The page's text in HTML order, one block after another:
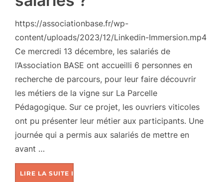
https://associationbase.fr/wp-
content/uploads/2023/12/Linkedin-Immersion.mp4
Ce mercredi 13 décembre, les salariés de
l’Association BASE ont accueilli 6 personnes en
recherche de parcours, pour leur faire découvrir
les métiers de la vigne sur La Parcelle
Pédagogique. Sur ce projet, les ouvriers viticoles
ont pu présenter leur métier aux participants. Une
journée qui a permis aux salariés de mettre en
avant …
LIRE LA SUITE DE